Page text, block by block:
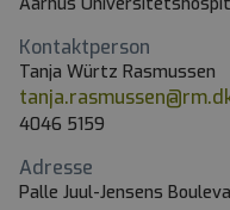
Kontaktperson
Tanja Würtz Rasmussen
4046 5159
Adresse
Palle Juul-Jensens